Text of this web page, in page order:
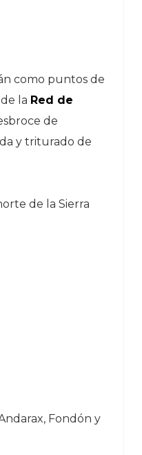
como puntos de
la Red de
de
y triturado de
de la Sierra
Fondón y